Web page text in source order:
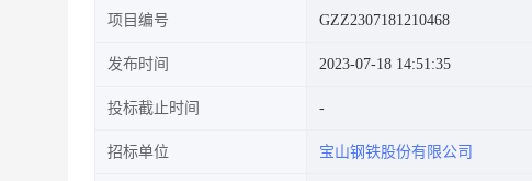
项目编号 GZZ2307181210468
发布时间 2023-07-18 14:51:35
投标截止时间
招标单位 宝山钢铁股份有限公司